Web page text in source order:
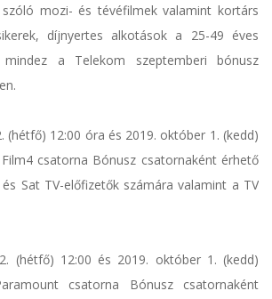
szóló mozi- és tévéfilmek valamint kortárs
díjnyertes alkotások a 25-49 éves
a Telekom szeptemberi bónusz
(hétfő) 12:00 óra és 2019. október 1. (kedd)
csatorna Bónusz csatornaként érhető
Sat TV-előfizetők számára valamint a TV
(hétfő) 12:00 és 2019. október 1. (kedd)
csatorna Bónusz csatornaként